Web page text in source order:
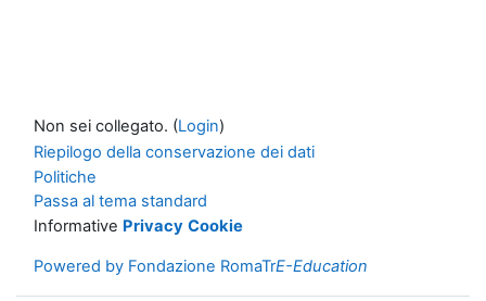
Non sei collegato. (Login)
Riepilogo della conservazione dei dati
Politiche
Passa al tema standard
Informative Privacy Cookie
Powered by Fondazione RomaTrE-Education